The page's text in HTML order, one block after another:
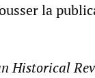
la
Historical